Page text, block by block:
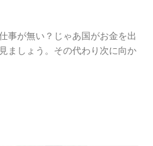
事が無い？じゃあ国がお金を出
ましょう。その代わり次に向か